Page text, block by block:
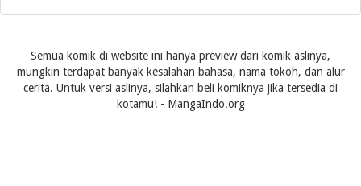
Semua komik di website ini hanya preview dari komik aslinya,
mungkin terdapat banyak kesalahan bahasa, nama tokoh, dan alur
cerita. Untuk versi aslinya, silahkan beli komiknya jika tersedia di
kotamu! - MangaIndo.org